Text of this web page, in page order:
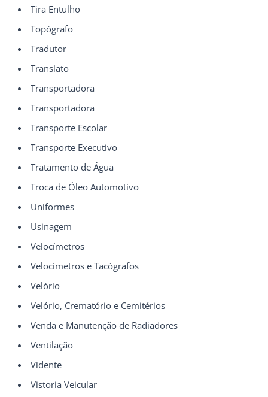
Tira Entulho
Topógrafo
Tradutor
Translato
Transportadora
Transportadora
Transporte Escolar
Transporte Executivo
Tratamento de Água
Troca de Óleo Automotivo
Uniformes
Usinagem
Velocímetros
Velocímetros e Tacógrafos
Velório
Velório, Crematório e Cemitérios
Venda e Manutenção de Radiadores
Ventilação
Vidente
Vistoria Veicular